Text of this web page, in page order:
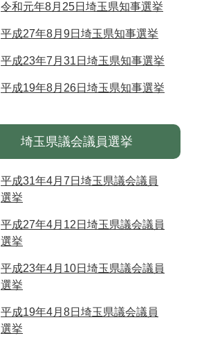
令和元年8月25日埼玉県知事選挙
平成27年8月9日埼玉県知事選挙
平成23年7月31日埼玉県知事選挙
平成19年8月26日埼玉県知事選挙
埼玉県議会議員選挙
平成31年4月7日埼玉県議会議員
選挙
平成27年4月12日埼玉県議会議員
選挙
平成23年4月10日埼玉県議会議員
選挙
平成19年4月8日埼玉県議会議員
選挙